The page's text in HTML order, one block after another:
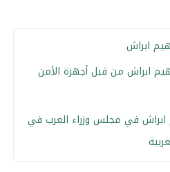
ابراش
ابراش من قبل أجهزة الأمن
ابراش في مجلس وزراء العرب في